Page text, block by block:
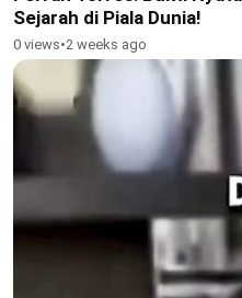
Sejarah di Piala Dunia!
0 views•2 weeks ago